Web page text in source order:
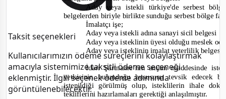
Taksit seçenekleri
Kullanıcılarımızın ödeme süreçlerini kolaylaştırmak
amacıyla sistemimize taksitli ödeme seçeneği
eklenmiştir. İlgili seçenek ödeme adımında
görüntülenebilecektir.
Aday veya istekli türkiye'de serbest
belgelerden biriyle birlikte sunduğu serbest bölge
İmalatçı işe;
Aday veya istekli adına sanayi sicil belgesi
Aday veya isteklinin üyesi olduğu meslek
Aday veya isteklinin imalat yeterlilik
İdari Şartname’nin anılan maddesinde
yetkisinin bulunduğu hususunu tevsik edecek
istenildiği görülmüş olup, isteklilerin ihale
tekliflerini hazırlamaları gerektiği anlaşılmıştır.